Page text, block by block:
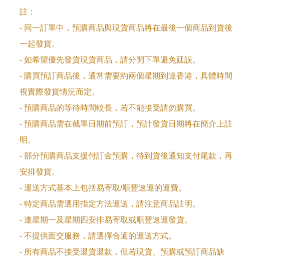
註：
- 同一訂單中，預購商品與現貨商品將在最後一個商品到貨後
一起發貨。
- 如希望優先發貨現貨商品，請分開下單避免延誤。
- 購買預訂商品後，通常需要約兩個星期到達香港，具體時間
視實際發貨情況而定。
- 預購商品的等待時間較長，若不能接受請勿購買。
- 預購商品需在截單日期前預訂，預計發貨日期將在簡介上註
明。
- 部分預購商品支援付訂金預購，待到貨後通知支付尾款，再
安排發貨。
- 運送方式基本上包括易寄取/順豐速運的運費。
- 特定商品需選用指定方法運送，請注意商品註明。
- 逢星期一及星期四安排易寄取或順豐速運發貨。
- 不提供面交服務，請選擇合適的運送方式。
- 所有商品不接受退貨退款，但若現貨、預購或預訂商品缺